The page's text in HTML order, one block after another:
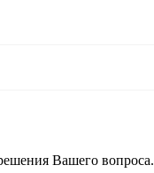
Вашего вопроса.